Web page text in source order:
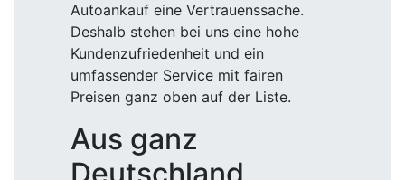
Autoankauf eine Vertrauenssache.
Deshalb stehen bei uns eine hohe
Kundenzufriedenheit und ein
umfassender Service mit fairen
Preisen ganz oben auf der Liste.
Aus ganz